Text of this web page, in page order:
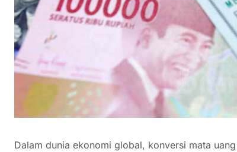
Dalam dunia ekonomi global, konversi mata